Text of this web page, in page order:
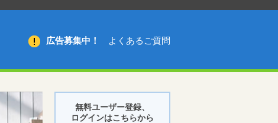
よくあるご質問
広告募集中！
無料ユーザー登録、
ログインはこちらから